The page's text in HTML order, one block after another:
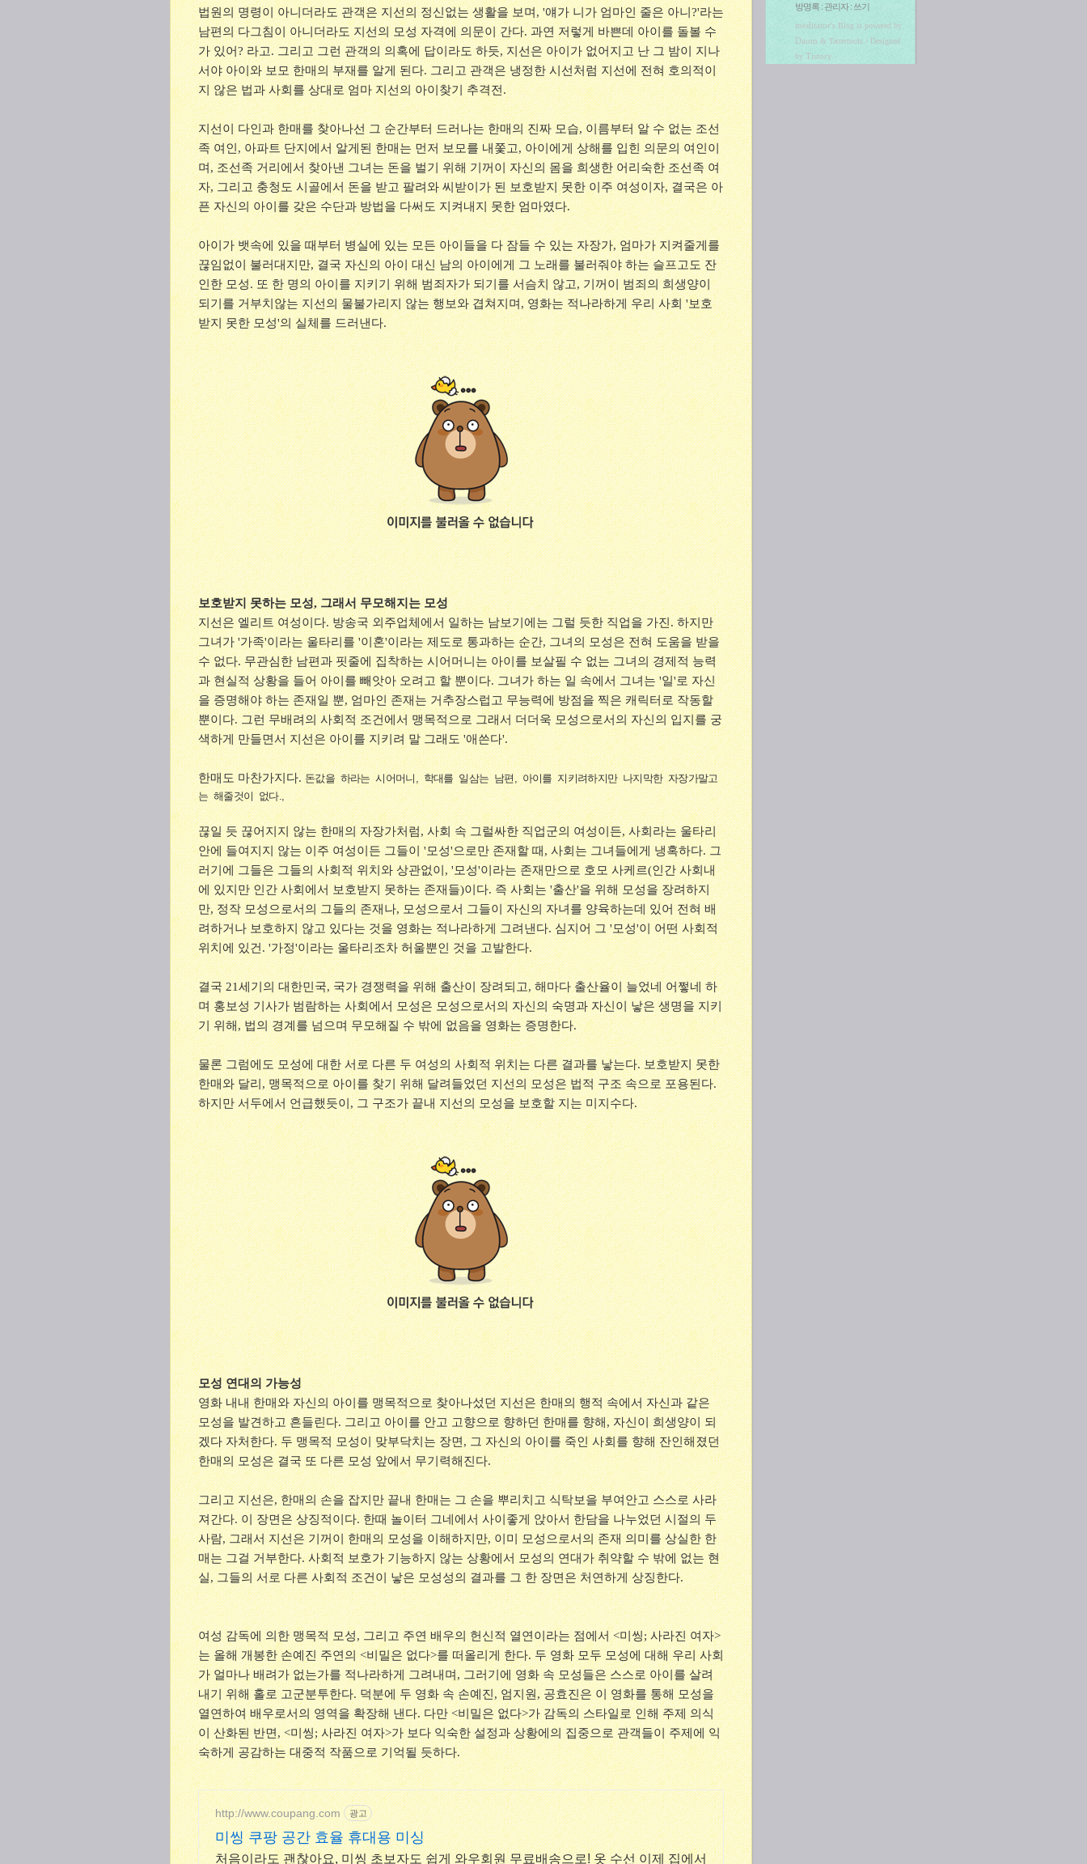
법원의 명령이 아니더라도 관객은 지선의 정신없는 생활을 보며, '얘가 니가 엄마인 줄은 아니?'라는
남편의 다그침이 아니더라도 지선의 모성 자격에 의문이 간다. 과연 저렇게 바쁜데 아이를 돌볼 수
가 있어? 라고. 그리고 그런 관객의 의혹에 답이라도 하듯, 지선은 아이가 없어지고 난 그 밤이 지나
서야 아이와 보모 한매의 부재를 알게 된다. 그리고 관객은 냉정한 시선처럼 지선에 전혀 호의적이
지 않은 법과 사회를 상대로 엄마 지선의 아이찾기 추격전.
지선이 다인과 한매를 찾아나선 그 순간부터 드러나는 한매의 진짜 모습, 이름부터 알 수 없는 조선
족 여인, 아파트 단지에서 알게된 한매는 먼저 보모를 내쫓고, 아이에게 상해를 입힌 의문의 여인이
며, 조선족 거리에서 찾아낸 그녀는 돈을 벌기 위해 기꺼이 자신의 몸을 희생한 어리숙한 조선족 여
자, 그리고 충청도 시골에서 돈을 받고 팔려와 씨받이가 된 보호받지 못한 이주 여성이자, 결국은 아
픈 자신의 아이를 갖은 수단과 방법을 다써도 지켜내지 못한 엄마였다.
아이가 뱃속에 있을 때부터 병실에 있는 모든 아이들을 다 잠들 수 있는 자장가, 엄마가 지켜줄게를
끊임없이 불러대지만, 결국 자신의 아이 대신 남의 아이에게 그 노래를 불러줘야 하는 슬프고도 잔
인한 모성. 또 한 명의 아이를 지키기 위해 범죄자가 되기를 서슴치 않고, 기꺼이 범죄의 희생양이
되기를 거부치않는 지선의 물불가리지 않는 행보와 겹쳐지며, 영화는 적나라하게 우리 사회 '보호
받지 못한 모성'의 실체를 드러낸다.
보호받지 못하는 모성, 그래서 무모해지는 모성
지선은 엘리트 여성이다. 방송국 외주업체에서 일하는 남보기에는 그럴 듯한 직업을 가진. 하지만
그녀가 '가족'이라는 울타리를 '이혼'이라는 제도로 통과하는 순간, 그녀의 모성은 전혀 도움을 받을
수 없다. 무관심한 남편과 핏줄에 집착하는 시어머니는 아이를 보살필 수 없는 그녀의 경제적 능력
과 현실적 상황을 들어 아이를 빼앗아 오려고 할 뿐이다. 그녀가 하는 일 속에서 그녀는 '일'로 자신
을 증명해야 하는 존재일 뿐, 엄마인 존재는 거추장스럽고 무능력에 방점을 찍은 캐릭터로 작동할
뿐이다. 그런 무배려의 사회적 조건에서 맹목적으로 그래서 더더욱 모성으로서의 자신의 입지를 궁
색하게 만들면서 지선은 아이를 지키려 말 그래도 '애쓴다'.
한매도 마찬가지다.돈값을 하라는 시어머니, 학대를 일삼는 남편, 아이를 지키려하지만 나지막한 자장가말고
는 해줄것이 없다.,
끊일 듯 끊어지지 않는 한매의 자장가처럼, 사회 속 그럴싸한 직업군의 여성이든, 사회라는 울타리
안에 들여지지 않는 이주 여성이든 그들이 '모성'으로만 존재할 때, 사회는 그녀들에게 냉혹하다. 그
러기에 그들은 그들의 사회적 위치와 상관없이, '모성'이라는 존재만으로 호모 사케르(인간 사회내
에 있지만 인간 사회에서 보호받지 못하는 존재들)이다. 즉 사회는 '출산'을 위해 모성을 장려하지
만, 정작 모성으로서의 그들의 존재나, 모성으로서 그들이 자신의 자녀를 양육하는데 있어 전혀 배
려하거나 보호하지 않고 있다는 것을 영화는 적나라하게 그려낸다. 심지어 그 '모성'이 어떤 사회적
위치에 있건. '가정'이라는 울타리조차 허울뿐인 것을 고발한다.
결국 21세기의 대한민국, 국가 경쟁력을 위해 출산이 장려되고, 해마다 출산율이 늘었네 어쩧네 하
며 홍보성 기사가 범람하는 사회에서 모성은 모성으로서의 자신의 숙명과 자신이 낳은 생명을 지키
기 위해, 법의 경계를 넘으며 무모해질 수 밖에 없음을 영화는 증명한다.
물론 그럼에도 모성에 대한 서로 다른 두 여성의 사회적 위치는 다른 결과를 낳는다. 보호받지 못한
한매와 달리, 맹목적으로 아이를 찾기 위해 달려들었던 지선의 모성은 법적 구조 속으로 포용된다.
하지만 서두에서 언급했듯이, 그 구조가 끝내 지선의 모성을 보호할 지는 미지수다.
모성 연대의 가능성
영화 내내 한매와 자신의 아이를 맹목적으로 찾아나섰던 지선은 한매의 행적 속에서 자신과 같은
모성을 발견하고 흔들린다. 그리고 아이를 안고 고향으로 향하던 한매를 향해, 자신이 희생양이 되
겠다 자처한다. 두 맹목적 모성이 맞부닥치는 장면, 그 자신의 아이를 죽인 사회를 향해 잔인해졌던
한매의 모성은 결국 또 다른 모성 앞에서 무기력해진다.
그리고 지선은, 한매의 손을 잡지만 끝내 한매는 그 손을 뿌리치고 식탁보을 부여안고 스스로 사라
져간다. 이 장면은 상징적이다. 한때 놀이터 그네에서 사이좋게 앉아서 한담을 나누었던 시절의 두
사람, 그래서 지선은 기꺼이 한매의 모성을 이해하지만, 이미 모성으로서의 존재 의미를 상실한 한
매는 그걸 거부한다. 사회적 보호가 기능하지 않는 상황에서 모성의 연대가 취약할 수 밖에 없는 현
실, 그들의 서로 다른 사회적 조건이 낳은 모성성의 결과를 그 한 장면은 처연하게 상징한다.
여성 감독에 의한 맹목적 모성, 그리고 주연 배우의 헌신적 열연이라는 점에서 <미씽; 사라진 여자>
는 올해 개봉한 손예진 주연의 <비밀은 없다>를 떠올리게 한다. 두 영화 모두 모성에 대해 우리 사회
가 얼마나 배려가 없는가를 적나라하게 그려내며, 그러기에 영화 속 모성들은 스스로 아이를 살려
내기 위해 홀로 고군분투한다. 덕분에 두 영화 속 손예진, 엄지원, 공효진은 이 영화를 통해 모성을
열연하여 배우로서의 영역을 확장해 낸다. 다만 <비밀은 없다>가 감독의 스타일로 인해 주제 의식
이 산화된 반면, <미씽; 사라진 여자>가 보다 익숙한 설정과 상황에의 집중으로 관객들이 주제에 익
숙하게 공감하는 대중적 작품으로 기억될 듯하다.
http://www.coupang.com 광고
미씽 쿠팡 공간 효율 휴대용 미싱
처음이라도 괜찮아요, 미씽 초보자도 쉽게 와우회원 무료배송으로! 옷 수선 이제 집에서
방명록 :관리자: 쓰기
meditator's Blog is powered by
Daum & Tattertools / Designed
by Tistory